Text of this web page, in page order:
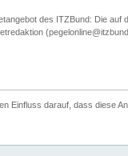
des ITZBund: Die auf
Einfluss darauf, dass diese